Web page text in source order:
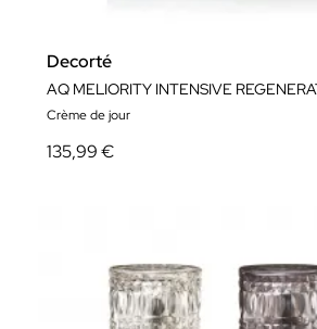
Decorté
Crème de jour
135,99 €